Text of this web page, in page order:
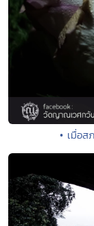
• เมื่อ